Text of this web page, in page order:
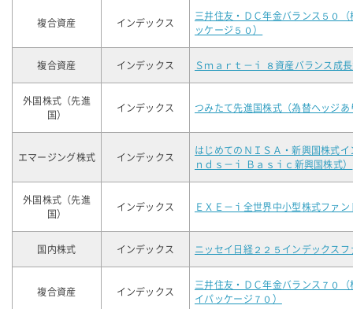
複合資産 インデックス
三井住友・ＤＣ年金バランス５０
ッケージ５０）
複合資産 インデックス Ｓｍａｒｔ－ｉ ８資産バランス成
外国株式（先進
国）
インデックス つみたて先進国株式（為替ヘッジあ
エマージング株式 インデックス
はじめてのＮＩＳＡ・新興国株式
ｎｄｓ－ｉ Ｂａｓｉｃ新興国株式）
外国株式（先進
国）
インデックス ＥＸＥ－ｉ全世界中小型株式ファン
国内株式 インデックス ニッセイ日経２２５インデックスフ
複合資産 インデックス
三井住友・ＤＣ年金バランス７０
イパッケージ７０）